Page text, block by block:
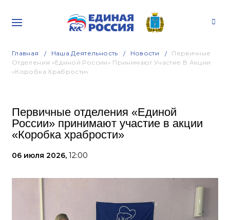
Главная Наша Деятельность Новости
Первичные
Отделения «Единой России» Принимают Участие В Акции
«Коробка Храбрости»
Первичные отделения «Единой
России» принимают участие в акции
«Коробка храбрости»
06 июля 2026, 12:00